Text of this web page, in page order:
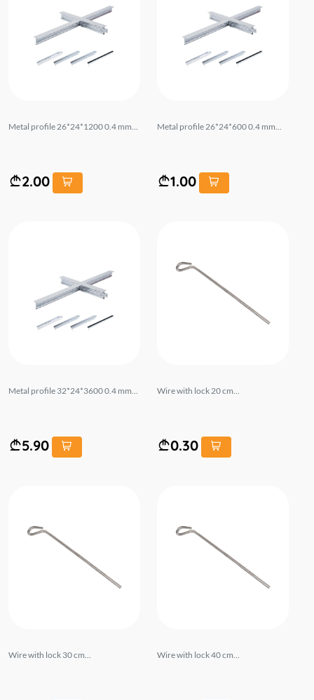
Metal profile 26*24*1200 0.4 mm...
2.00
Metal profile 26*24*600 0.4 mm...
1.00
Metal profile 32*24*3600 0.4 mm...
5.90
Wire with lock 20 cm...
0.30
Wire with lock 30 cm... Wire with lock 40 cm...